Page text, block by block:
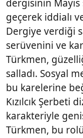
dergisinin Mayıs
geçerek iddialı
Dergiye verdiği
serüvenini ve
Türkmen,
salladı. Sosyal
bu karelerine
Kızılcık Şerbeti
karakteriyle
Türkmen, bu